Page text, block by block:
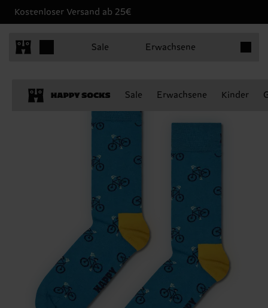
Kostenloser Versand ab 25€
Sale Erwachsene
Sale Erwachsene Kinder